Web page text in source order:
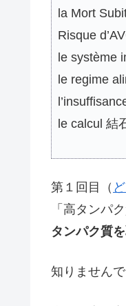
la Mort
Risque
le système
le regime
le calcul 結
第１回目（
「高タンパ
タンパク質
知りませんで